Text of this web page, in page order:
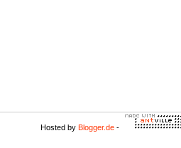
Hosted by Blogger.de -